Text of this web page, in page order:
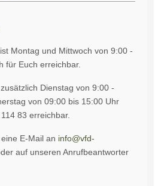
Montag und Mittwoch von 9:00 -
für Euch erreichbar.
Dienstag von 9:00 -
von 09:00 bis 15:00 Uhr
83 erreichbar.
E-Mail an info@vfd-
auf unseren Anrufbeantworter